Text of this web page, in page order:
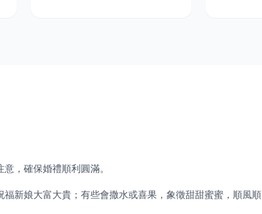
，確保婚禮順利圓滿。
新娘大富大貴；有些會撒水或喜果，象徵甜甜蜜蜜，順風順